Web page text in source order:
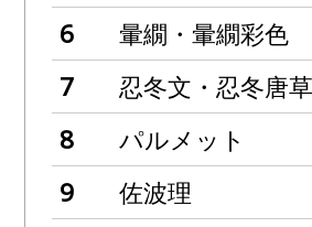
暈繝・暈繝彩色
忍冬文・忍冬唐
パルメット
佐波理